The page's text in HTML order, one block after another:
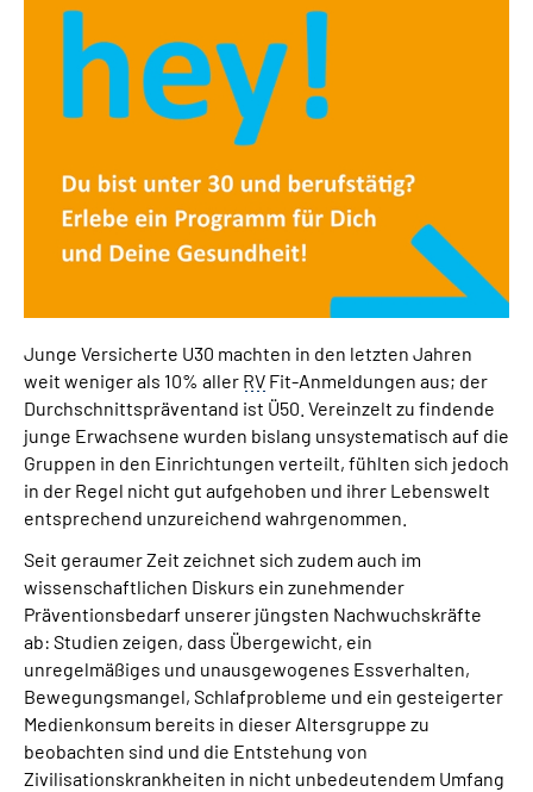
Junge Versicherte U30 machten in den letzten Jahren
weit weniger als 10% aller RV Fit-Anmeldungen aus; der
Durchschnittspräventand ist Ü50. Vereinzelt zu findende
junge Erwachsene wurden bislang unsystematisch auf die
Gruppen in den Einrichtungen verteilt, fühlten sich jedoch
in der Regel nicht gut aufgehoben und ihrer Lebenswelt
entsprechend unzureichend wahrgenommen.
Seit geraumer Zeit zeichnet sich zudem auch im
wissenschaftlichen Diskurs ein zunehmender
Präventionsbedarf unserer jüngsten Nachwuchskräfte
ab: Studien zeigen, dass Übergewicht, ein
unregelmäßiges und unausgewogenes Essverhalten,
Bewegungsmangel, Schlafprobleme und ein gesteigerter
Medienkonsum bereits in dieser Altersgruppe zu
beobachten sind und die Entstehung von
Zivilisationskrankheiten in nicht unbedeutendem Umfang